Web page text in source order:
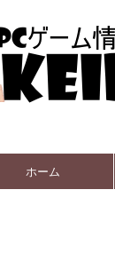
ホーム